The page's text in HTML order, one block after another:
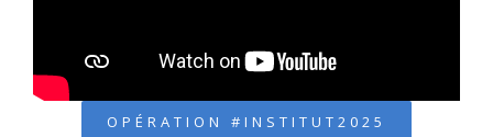
OPÉRATION #INSTITUT2025